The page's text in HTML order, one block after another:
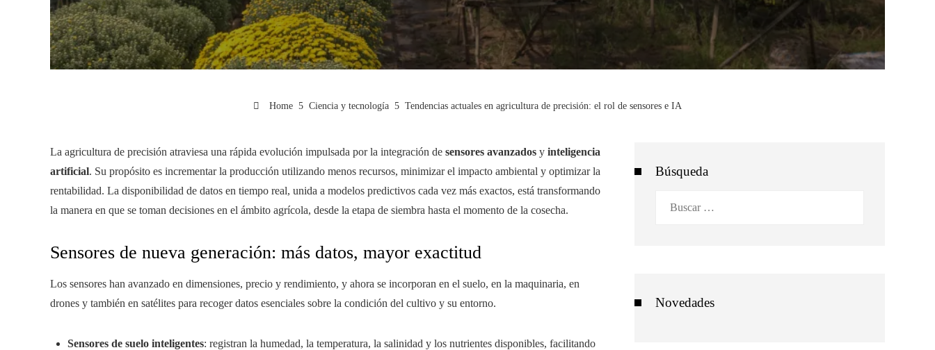
Home Ciencia y tecnología Tendencias actuales en agricultura de precisión: el rol de sensores e IA
La agricultura de precisión atraviesa una rápida evolución impulsada por la integración de sensores avanzados y inteligencia
artificial. Su propósito es incrementar la producción utilizando menos recursos, minimizar el impacto ambiental y optimizar la
rentabilidad. La disponibilidad de datos en tiempo real, unida a modelos predictivos cada vez más exactos, está transformando
la manera en que se toman decisiones en el ámbito agrícola, desde la etapa de siembra hasta el momento de la cosecha.
Sensores de nueva generación: más datos, mayor exactitud
Los sensores han avanzado en dimensiones, precio y rendimiento, y ahora se incorporan en el suelo, en la maquinaria, en
drones y también en satélites para recoger datos esenciales sobre la condición del cultivo y su entorno.
Sensores de suelo inteligentes: registran la humedad, la temperatura, la salinidad y los nutrientes disponibles, facilitando
Búsqueda
Novedades